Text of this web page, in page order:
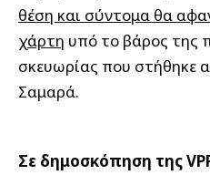
θέση και σύντομα θα
χάρτη υπό το βάρος της
σκευωρίας που στήθηκε
Σαμαρά.
Σε δημοσκόπηση της